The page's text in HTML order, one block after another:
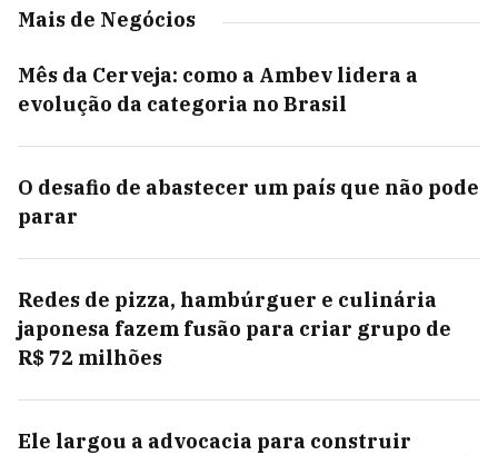
Mais de Negócios
Mês da Cerveja: como a Ambev lidera a
evolução da categoria no Brasil
O desafio de abastecer um país que não pode
parar
Redes de pizza, hambúrguer e culinária
japonesa fazem fusão para criar grupo de
R$ 72 milhões
Ele largou a advocacia para construir